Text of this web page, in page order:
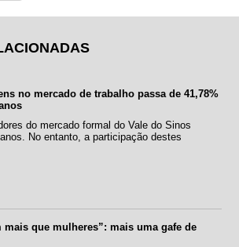
no mercado de trabalho passa de 41,78%
do mercado formal do Vale do Sinos
No entanto, a participação destes
mais que mulheres”: mais uma gafe de